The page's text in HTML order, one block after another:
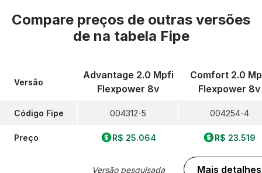
Compare preços de outras versões
de na tabela Fipe
Versão
Código Fipe
Preço
Advantage 2.0 Mpfi
Flexpower 8v
004312-5
R$ 25.064
Versão pesquisada
Comfort 2.0
Flexpower 8v
004254-4
R$ 23.519
Mais detalhes